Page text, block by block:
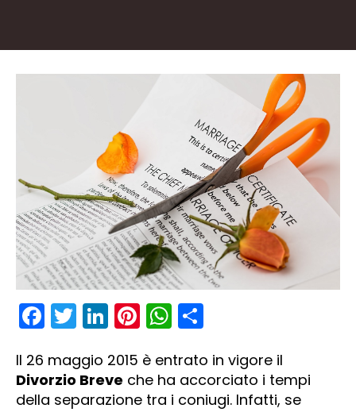
Facebook
Twitter
LinkedIn
Pinterest
WhatsApp
Il 26 maggio 2015 è entrato in vigore il
Divorzio Breve che ha accorciato i tempi
della separazione tra i coniugi. Infatti, se